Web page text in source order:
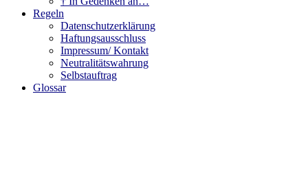
Regeln
Datenschutzerklärung
Haftungsausschluss
Impressum/ Kontakt
Neutralitätswahrung
Selbstauftrag
Glossar